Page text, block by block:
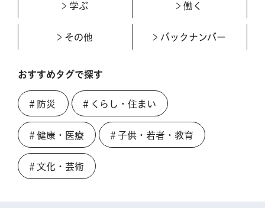
学ぶ 働く
その他 バックナンバー
おすすめタグで探す
＃防災 ＃くらし・住まい
＃健康・医療 ＃子供・若者・教育
＃文化・芸術